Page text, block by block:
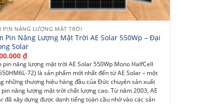
PIN NĂNG LƯỢNG MẶT TRỜI
Pin Năng Lượng Mặt Trời AE Solar 550Wp – Đại
Solar
₫
pin năng lượng mặt trời AE Solar 550Wp Mono HalfCell
72) là sản phẩm mới nhất đến từ AE Solar – một
những thương hiệu hàng đầu của Đức chuyên sản xuất
năng lượng mặt trời chất lượng cao. Từ năm 2003, AE
đã xây dựng được danh tiếng toàn cầu nhờ vào các sản